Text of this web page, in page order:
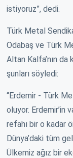
istiyoruz”, dedi.
Türk Metal
Odabaş ve Türk
Altan Kalfa’nın da
şunları söyledi:
“Erdemir - Türk
oluyor. Erdemir’in
refahı bir o kadar
Dünya’daki tüm
Ülkemiz ağız bir